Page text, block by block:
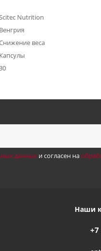
Nutrition
Венгрия
веса
Капсулы
данныхи согласен на
Наши
+7